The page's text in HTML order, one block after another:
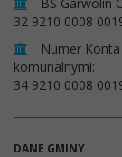
32 9210 0008
Numer
komunalnymi:
34 9210 0008
DANE GMINY